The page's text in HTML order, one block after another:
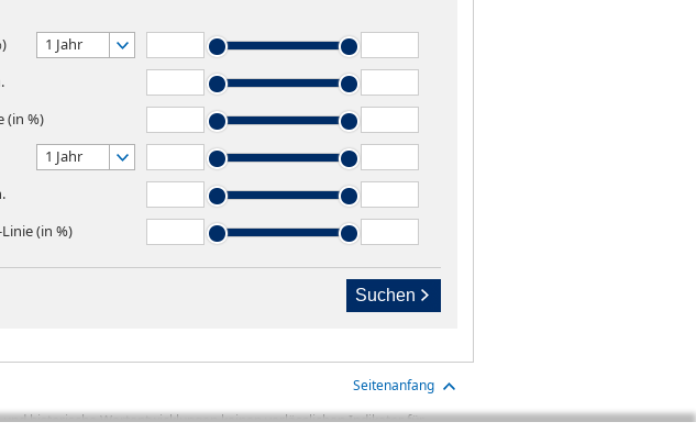
1 Jahr
(in %)
1 Jahr
(in %)
Suchen
Seitenanfang
historische Wertentwicklungen keinen verlässlichen Indikator für